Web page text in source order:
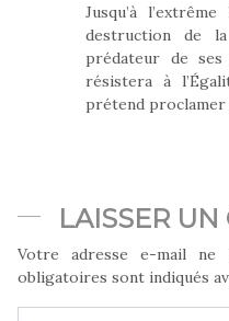
Jusqu’à
destruction de
prédateur de
résistera à
prétend
LAISSER
Votre adresse e-mail ne
obligatoires sont indiqués